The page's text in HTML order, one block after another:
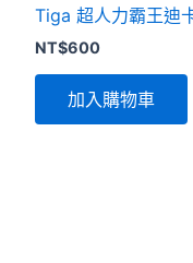
Tiga 超人力霸王迪
NT$600
加入購物車